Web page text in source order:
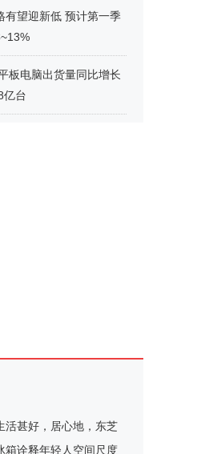
有望迎新低 预计第一季
板电脑出货量同比增长
亿台
活甚好，居心地，东芝
箱诠释年轻人空间尺度